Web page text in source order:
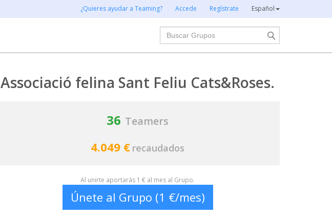
¿Quieres ayudar a Teaming? Accede Regístrate Español
Buscar
Associació felina Sant Feliu Cats&Roses.
36 Teamers
4.049 € recaudados
Al unirte aportarás 1 € al mes al Grupo.
Únete al Grupo (1 €/mes)